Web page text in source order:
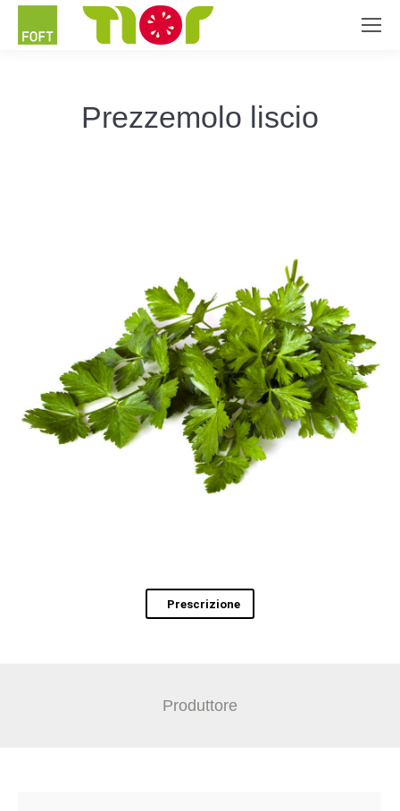
Prezzemolo liscio
Prescrizione
Produttore